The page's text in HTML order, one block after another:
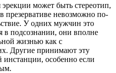
может быть стереотип,
презервативе невозможно по-
У одних мужчин это
в подсознании, они вполне
жизнью как с
Другие принимают эту
инстанции, особенно если